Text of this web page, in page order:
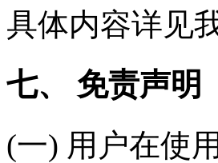
具体内容详见
七、 免责声明
(一) 用户在使